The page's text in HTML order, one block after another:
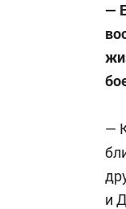
—
—
и